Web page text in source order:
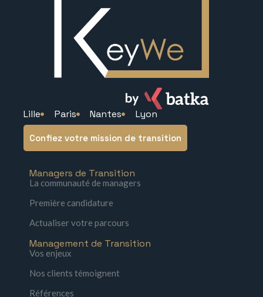
Lille Paris Nantes Lyon
Confiez votre mission de transition
Managers de Transition
La communauté de managers
Première candidature
Actualiser votre parcours
Management de Transition
Vos enjeux
Nos clients témoignent
Références